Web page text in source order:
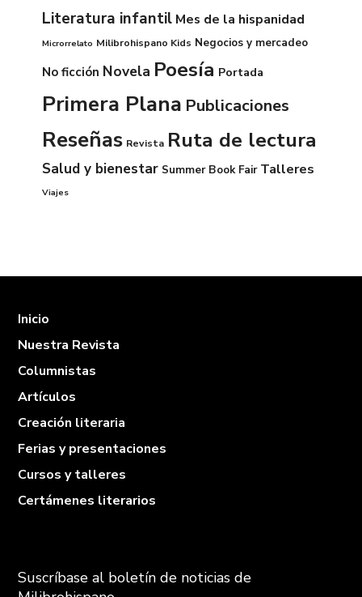
Literatura infantil Mes de la hispanidad
Microrrelato Milibrohispano Kids Negocios y mercadeo
No ficción Novela Poesía Portada
Primera Plana Publicaciones
Reseñas Revista Ruta de lectura
Salud y bienestar Summer Book Fair Talleres
Viajes
Inicio
Nuestra Revista
Columnistas
Artículos
Creación literaria
Ferias y presentaciones
Cursos y talleres
Certámenes literarios
Suscríbase al boletín de noticias de